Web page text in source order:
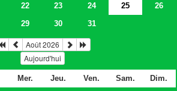
22 23 24 25
26
29 30 31
Août 2026
Aujourd'hui
Mer. Jeu. Ven. Sam.
Dim.